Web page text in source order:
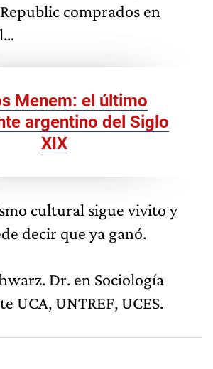
comprados en
Menem: el último
argentino del Siglo
XIX
cultural sigue vivito y
decir que ya ganó.
Dr. en Sociología
UCA, UNTREF, UCES.